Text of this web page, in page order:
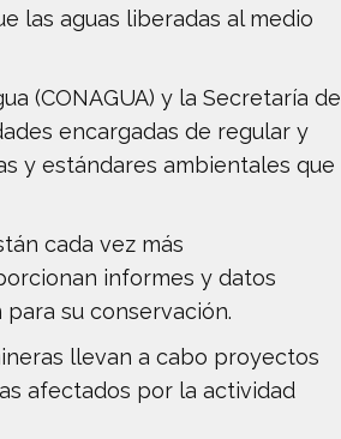
las aguas liberadas al medio
(CONAGUA) y la Secretaría de
encargadas de regular y
y estándares ambientales que
cada vez más
informes y datos
su conservación.
llevan a cabo proyectos
afectados por la actividad